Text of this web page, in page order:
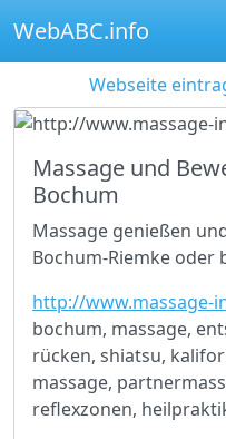
WebABC.info
Webseite
Massage und
Bochum
Massage genießen
Bochum-Riemke oder
http://www.massage-
bochum, massage,
rücken, shiatsu,
massage,
reflexzonen,